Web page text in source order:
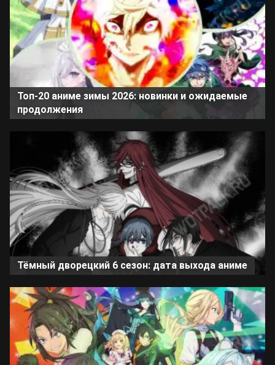
Топ-20 аниме зимы 2026: новинки и ожидаемые
продолжения
Тёмный дворецкий 6 сезон: дата выхода аниме